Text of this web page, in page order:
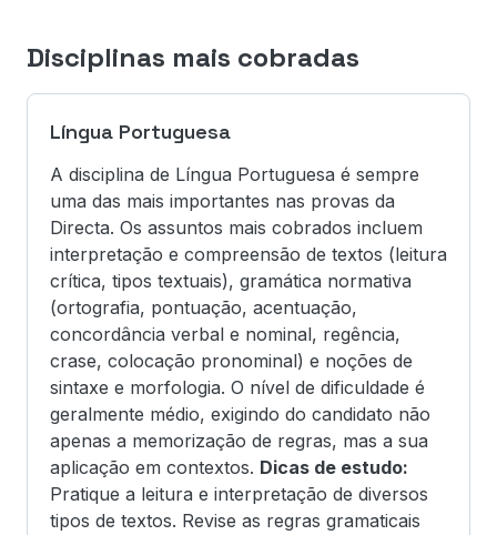
Disciplinas mais cobradas
Língua Portuguesa
A disciplina de Língua Portuguesa é sempre
uma das mais importantes nas provas da
Directa. Os assuntos mais cobrados incluem
interpretação e compreensão de textos (leitura
crítica, tipos textuais), gramática normativa
(ortografia, pontuação, acentuação,
concordância verbal e nominal, regência,
crase, colocação pronominal) e noções de
sintaxe e morfologia. O nível de dificuldade é
geralmente médio, exigindo do candidato não
apenas a memorização de regras, mas a sua
aplicação em contextos. Dicas de estudo:
Pratique a leitura e interpretação de diversos
tipos de textos. Revise as regras gramaticais